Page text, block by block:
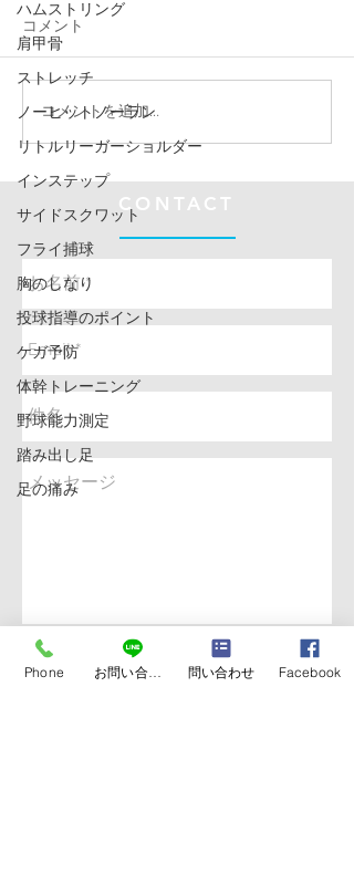
ハムストリング
肩甲骨
ストレッチ
ノーヒットノーラン
リトルリーガーショルダー
インステップ
サイドスクワット
フライ捕球
胸のしなり
投球指導のポイント
ケガ予防
体幹トレーニング
野球能力測定
踏み出し足
足の痛み
高校野球へ向けて中学生
13km向上✌️ ポイントは
2つ
コメント
コメントを追加…
CONTACT
送信
Phone お問い合わせ 問い合わせ Facebook